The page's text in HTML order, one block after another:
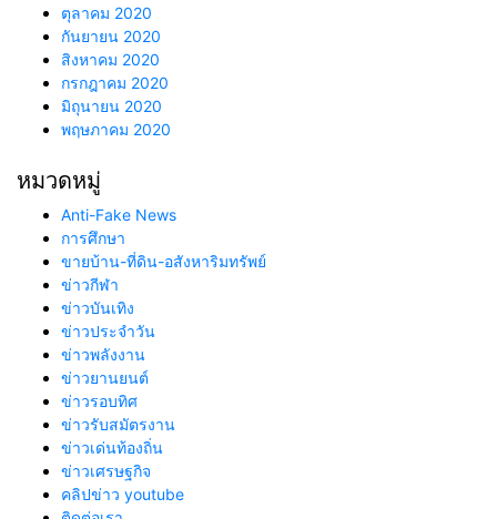
ตุลาคม 2020
กันยายน 2020
สิงหาคม 2020
กรกฎาคม 2020
มิถุนายน 2020
พฤษภาคม 2020
หมวดหมู่
Anti-Fake News
การศึกษา
ขายบ้าน-ที่ดิน-อสังหาริมทรัพย์
ข่าวกีฬา
ข่าวบันเทิง
ข่าวประจำวัน
ข่าวพลังงาน
ข่าวยานยนต์
ข่าวรอบทิศ
ข่าวรับสมัตรงาน
ข่าวเด่นท้องถิ่น
ข่าวเศรษฐกิจ
คลิปข่าว youtube